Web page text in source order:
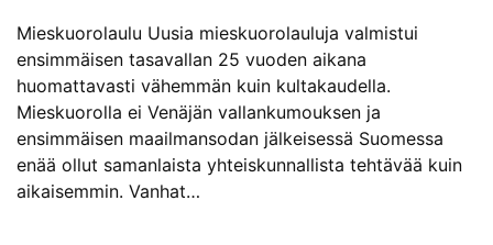
Mieskuorolaulu Uusia mieskuorolauluja valmistui
ensimmäisen tasavallan 25 vuoden aikana
huomattavasti vähemmän kuin kultakaudella.
Mieskuorolla ei Venäjän vallankumouksen ja
ensimmäisen maailmansodan jälkeisessä Suomessa
enää ollut samanlaista yhteiskunnallista tehtävää kuin
aikaisemmin. Vanhat…